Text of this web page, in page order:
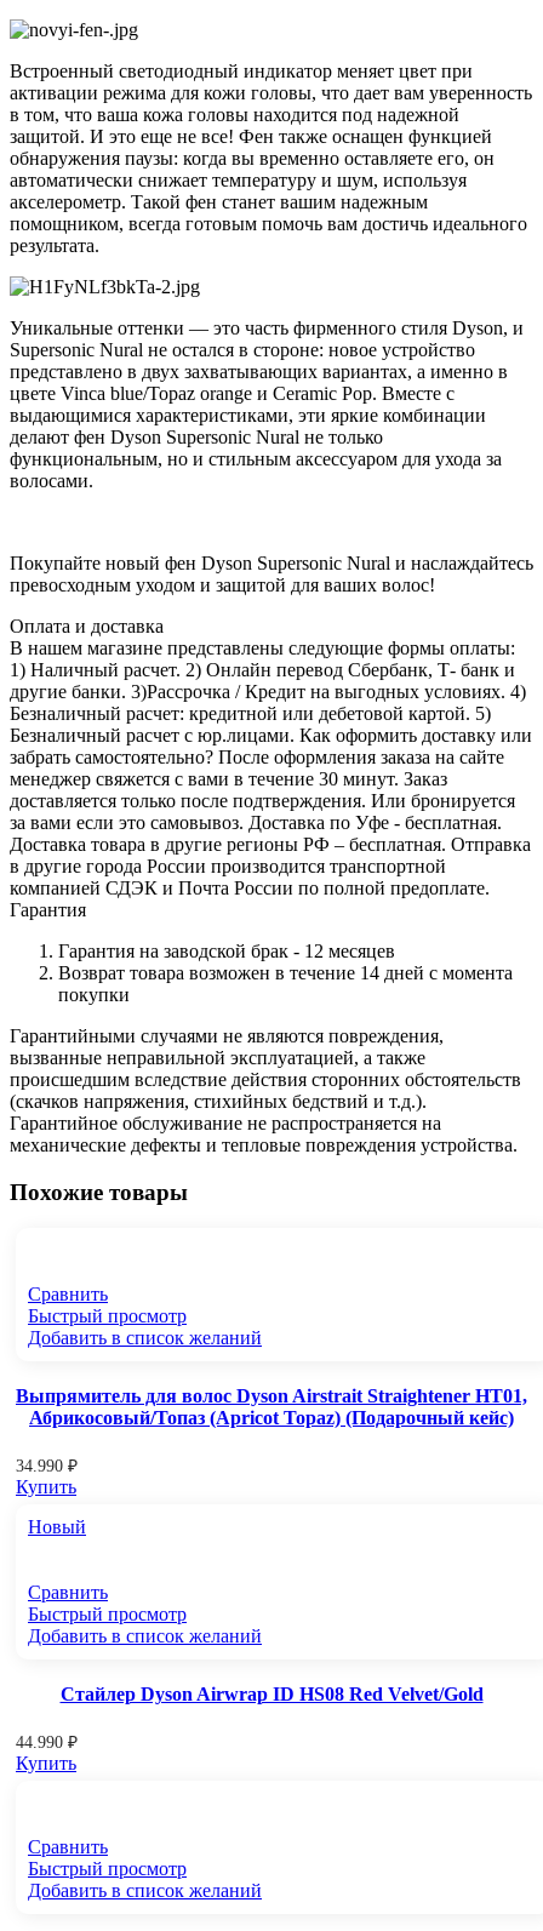
Встроенный светодиодный индикатор меняет цвет при
активации режима для кожи головы, что дает вам уверенность
в том, что ваша кожа головы находится под надежной
защитой. И это еще не все! Фен также оснащен функцией
обнаружения паузы: когда вы временно оставляете его, он
автоматически снижает температуру и шум, используя
акселерометр. Такой фен станет вашим надежным
помощником, всегда готовым помочь вам достичь идеального
результата.
Уникальные оттенки — это часть фирменного стиля Dyson, и
Supersonic Nural не остался в стороне: новое устройство
представлено в двух захватывающих вариантах, а именно в
цвете Vinca blue/Topaz orange и Ceramic Pop. Вместе с
выдающимися характеристиками, эти яркие комбинации
делают фен Dyson Supersonic Nural не только
функциональным, но и стильным аксессуаром для ухода за
волосами.
Покупайте новый фен Dyson Supersonic Nural и наслаждайтесь
превосходным уходом и защитой для ваших волос!
Оплата и доставка
В нашем магазине представлены следующие формы оплаты:
1) Наличный расчет. 2) Онлайн перевод Сбербанк, Т- банк и
другие банки. 3)Рассрочка / Кредит на выгодных условиях. 4)
Безналичный расчет: кредитной или дебетовой картой. 5)
Безналичный расчет с юр.лицами. Как оформить доставку или
забрать самостоятельно? После оформления заказа на сайте
менеджер свяжется с вами в течение 30 минут. Заказ
доставляется только после подтверждения. Или бронируется
за вами если это самовывоз. Доставка по Уфе - бесплатная.
Доставка товара в другие регионы РФ – бесплатная. Отправка
в другие города России производится транспортной
компанией СДЭК и Почта России по полной предоплате.
Гарантия
Гарантия на заводской брак - 12 месяцев
Возврат товара возможен в течение 14 дней с момента
покупки
Гарантийными случаями не являются повреждения,
вызванные неправильной эксплуатацией, а также
происшедшим вследствие действия сторонних обстоятельств
(скачков напряжения, стихийных бедствий и т.д.).
Гарантийное обслуживание не распространяется на
механические дефекты и тепловые повреждения устройства.
Похожие товары
Сравнить
Быстрый просмотр
Добавить в список желаний
Выпрямитель для волос Dyson Airstrait Straightener HT01,
Абрикосовый/Топаз (Apricot Topaz) (Подарочный кейс)
34.990 ₽
Купить
Новый
Сравнить
Быстрый просмотр
Добавить в список желаний
Стайлер Dyson Airwrap ID HS08 Red Velvet/Gold
44.990 ₽
Купить
Сравнить
Быстрый просмотр
Добавить в список желаний